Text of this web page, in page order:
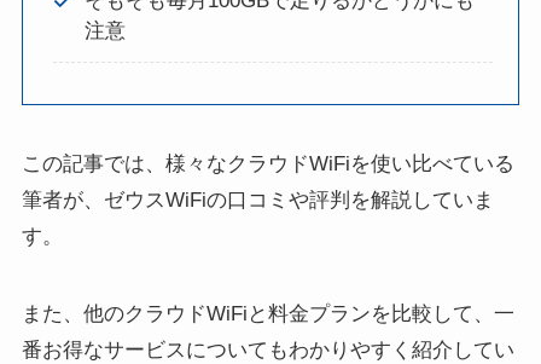
注意
この記事では、様々なクラウドWiFiを使い比べている
筆者が、ゼウスWiFiの口コミや評判を解説していま
す。
また、他のクラウドWiFiと料金プランを比較して、一
番お得なサービスについてもわかりやすく紹介してい